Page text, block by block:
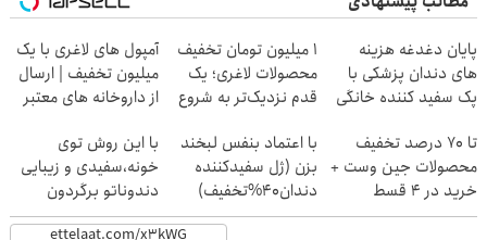
پایان دغدغه هزینه
های دندان پزشکی با
پک سفید کننده خانگی
۱ میلیون تومان تخفیف
محصولات لاغری؛ یک
قدم نزدیک‌تر به شروع
آمپول های لاغری با یک
میلیون تخفیف | ارسال
از داروخانه های معتبر
تا 70 درصد تخفیف
محصولات جین وست +
خرید در 4 قسط
با اعتماد بنفس لبخند
بزن (ژل سفیدکننده
دندان40%تخفیف)
با این روش توی
خونه،سفیدی و زیبایی
دندوناتو برگردون
(40%off)